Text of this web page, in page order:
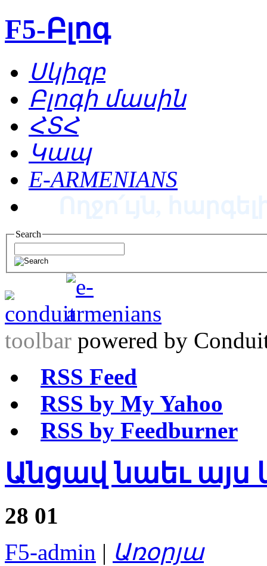
F5-Բլոգ
Սկիզբ
Բլոգի մասին
ՀՏՀ
Կապ
E-ARMENIANS
Search
toolbar powered by
RSS Feed
RSS by My Yahoo
RSS by Feedburner
Անցավ նաեւ այս
28 01
F5-admin | Առօրյա